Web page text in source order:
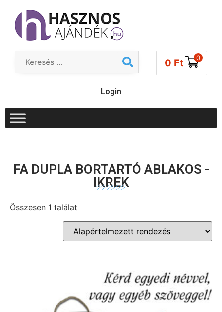
0 Ft 0
Login
FA DUPLA BORTARTÓ ABLAKOS -
IKREK
Összesen 1 találat